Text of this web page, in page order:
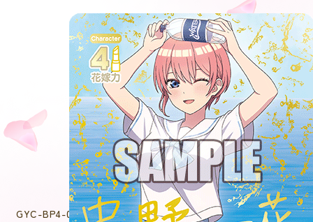
GYC-BP4-001P